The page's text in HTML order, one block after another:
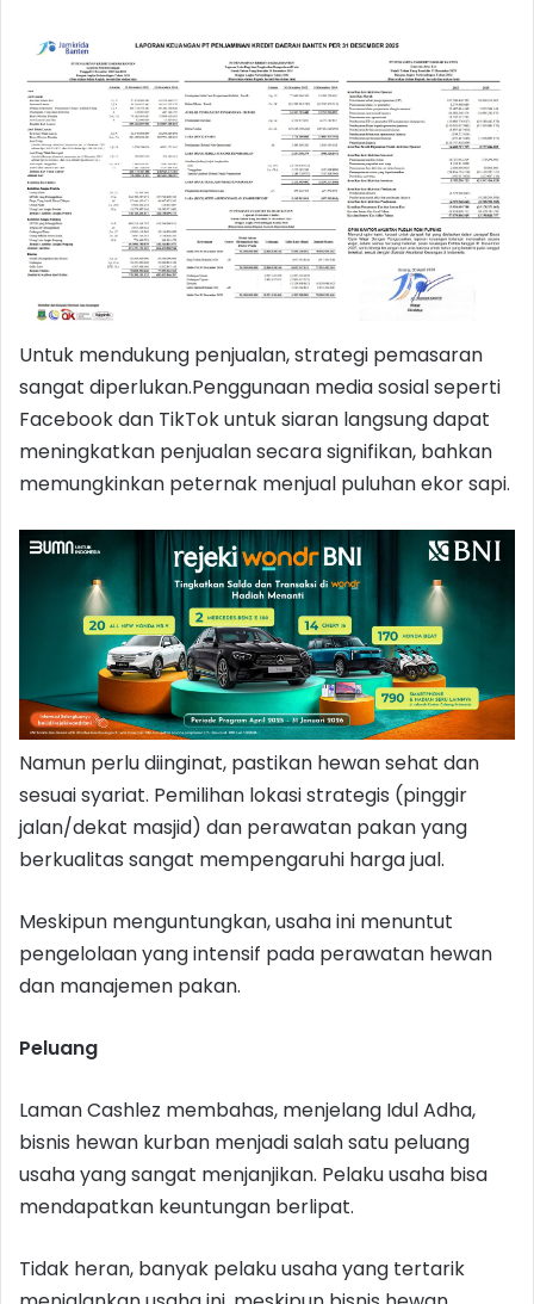
Untuk mendukung penjualan, strategi pemasaran
sangat diperlukan.Penggunaan media sosial seperti
Facebook dan TikTok untuk siaran langsung dapat
meningkatkan penjualan secara signifikan, bahkan
memungkinkan peternak menjual puluhan ekor sapi.
Namun perlu diinginat, pastikan hewan sehat dan
sesuai syariat. Pemilihan lokasi strategis (pinggir
jalan/dekat masjid) dan perawatan pakan yang
berkualitas sangat mempengaruhi harga jual.
Meskipun menguntungkan, usaha ini menuntut
pengelolaan yang intensif pada perawatan hewan
dan manajemen pakan.
Peluang
Laman Cashlez membahas, menjelang Idul Adha,
bisnis hewan kurban menjadi salah satu peluang
usaha yang sangat menjanjikan. Pelaku usaha bisa
mendapatkan keuntungan berlipat.
Tidak heran, banyak pelaku usaha yang tertarik